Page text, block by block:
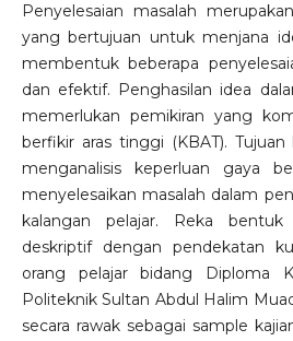
Penyelesaian masalah
yang bertujuan untuk menjana
membentuk beberapa
dan efektif. Penghasilan idea
memerlukan pemikiran yang
berfikir aras tinggi (KBAT).
menganalisis keperluan gaya
menyelesaikan masalah dalam
kalangan pelajar. Reka
deskriptif dengan pendekatan
orang pelajar bidang Diploma
Politeknik Sultan Abdul Halim
secara rawak sebagai sample